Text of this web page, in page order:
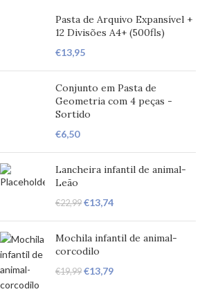
Pasta de Arquivo Expansível +
12 Divisões A4+ (500fls)
€13,95
Conjunto em Pasta de
Geometria com 4 peças -
Sortido
€6,50
Lancheira infantil de animal-
Leão
€22,99 €13,74
Mochila infantil de animal-
corcodilo
€19,99 €13,79